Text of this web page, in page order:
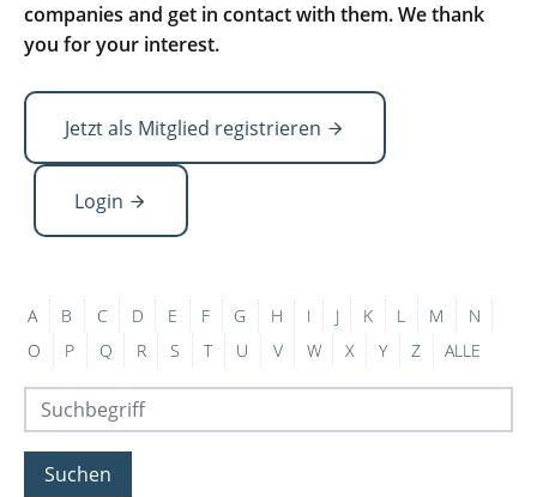
companies and get in contact with them. We thank
you for your interest.
Jetzt als Mitglied registrieren
Login
A B C D E F G H I J K L M
N
O
P Q R S T U V W X Y Z ALLE
Suchen